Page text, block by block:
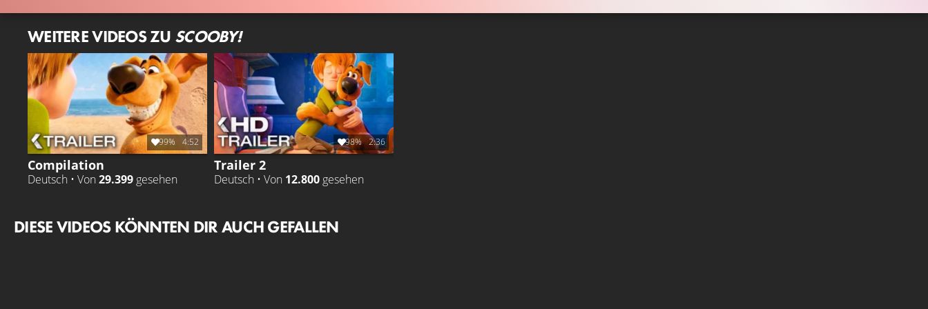
WEITERE VIDEOS ZU SCOOBY!
99% 4:52
Compilation
Deutsch • Von 29.399 gesehen
98% 2:36
Trailer 2
Deutsch • Von 12.800 gesehen
DIESE VIDEOS KÖNNTEN DIR AUCH GEFALLEN